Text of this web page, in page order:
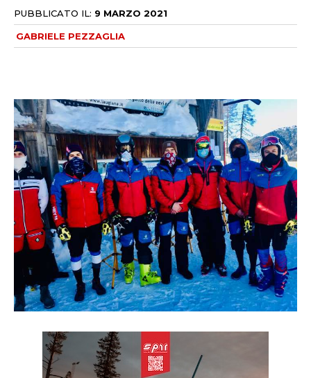
PUBBLICATO IL: 9 MARZO 2021
GABRIELE PEZZAGLIA